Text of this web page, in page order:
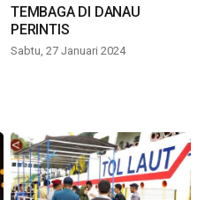
TEMBAGA DI DANAU
PERINTIS
Sabtu, 27 Januari 2024